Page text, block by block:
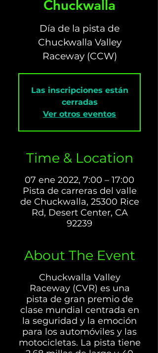
Chuckwalla
Día de la pista de
Chuckwalla Valley
Raceway (CCW)
Las inscripciones están
cerradas
Ver otros eventos
Time & Location
07 ene 2022, 7:00 – 17:00
Pista de carreras del valle
de Chuckwalla, 25300 Rice
Rd, Desert Center, CA
92239
About The Event
Chuckwalla Valley
Raceway (CVR) es una
pista de gran premio de
clase mundial centrada en
la seguridad y la emoción
para los automóviles y las
motocicletas. La pista tiene